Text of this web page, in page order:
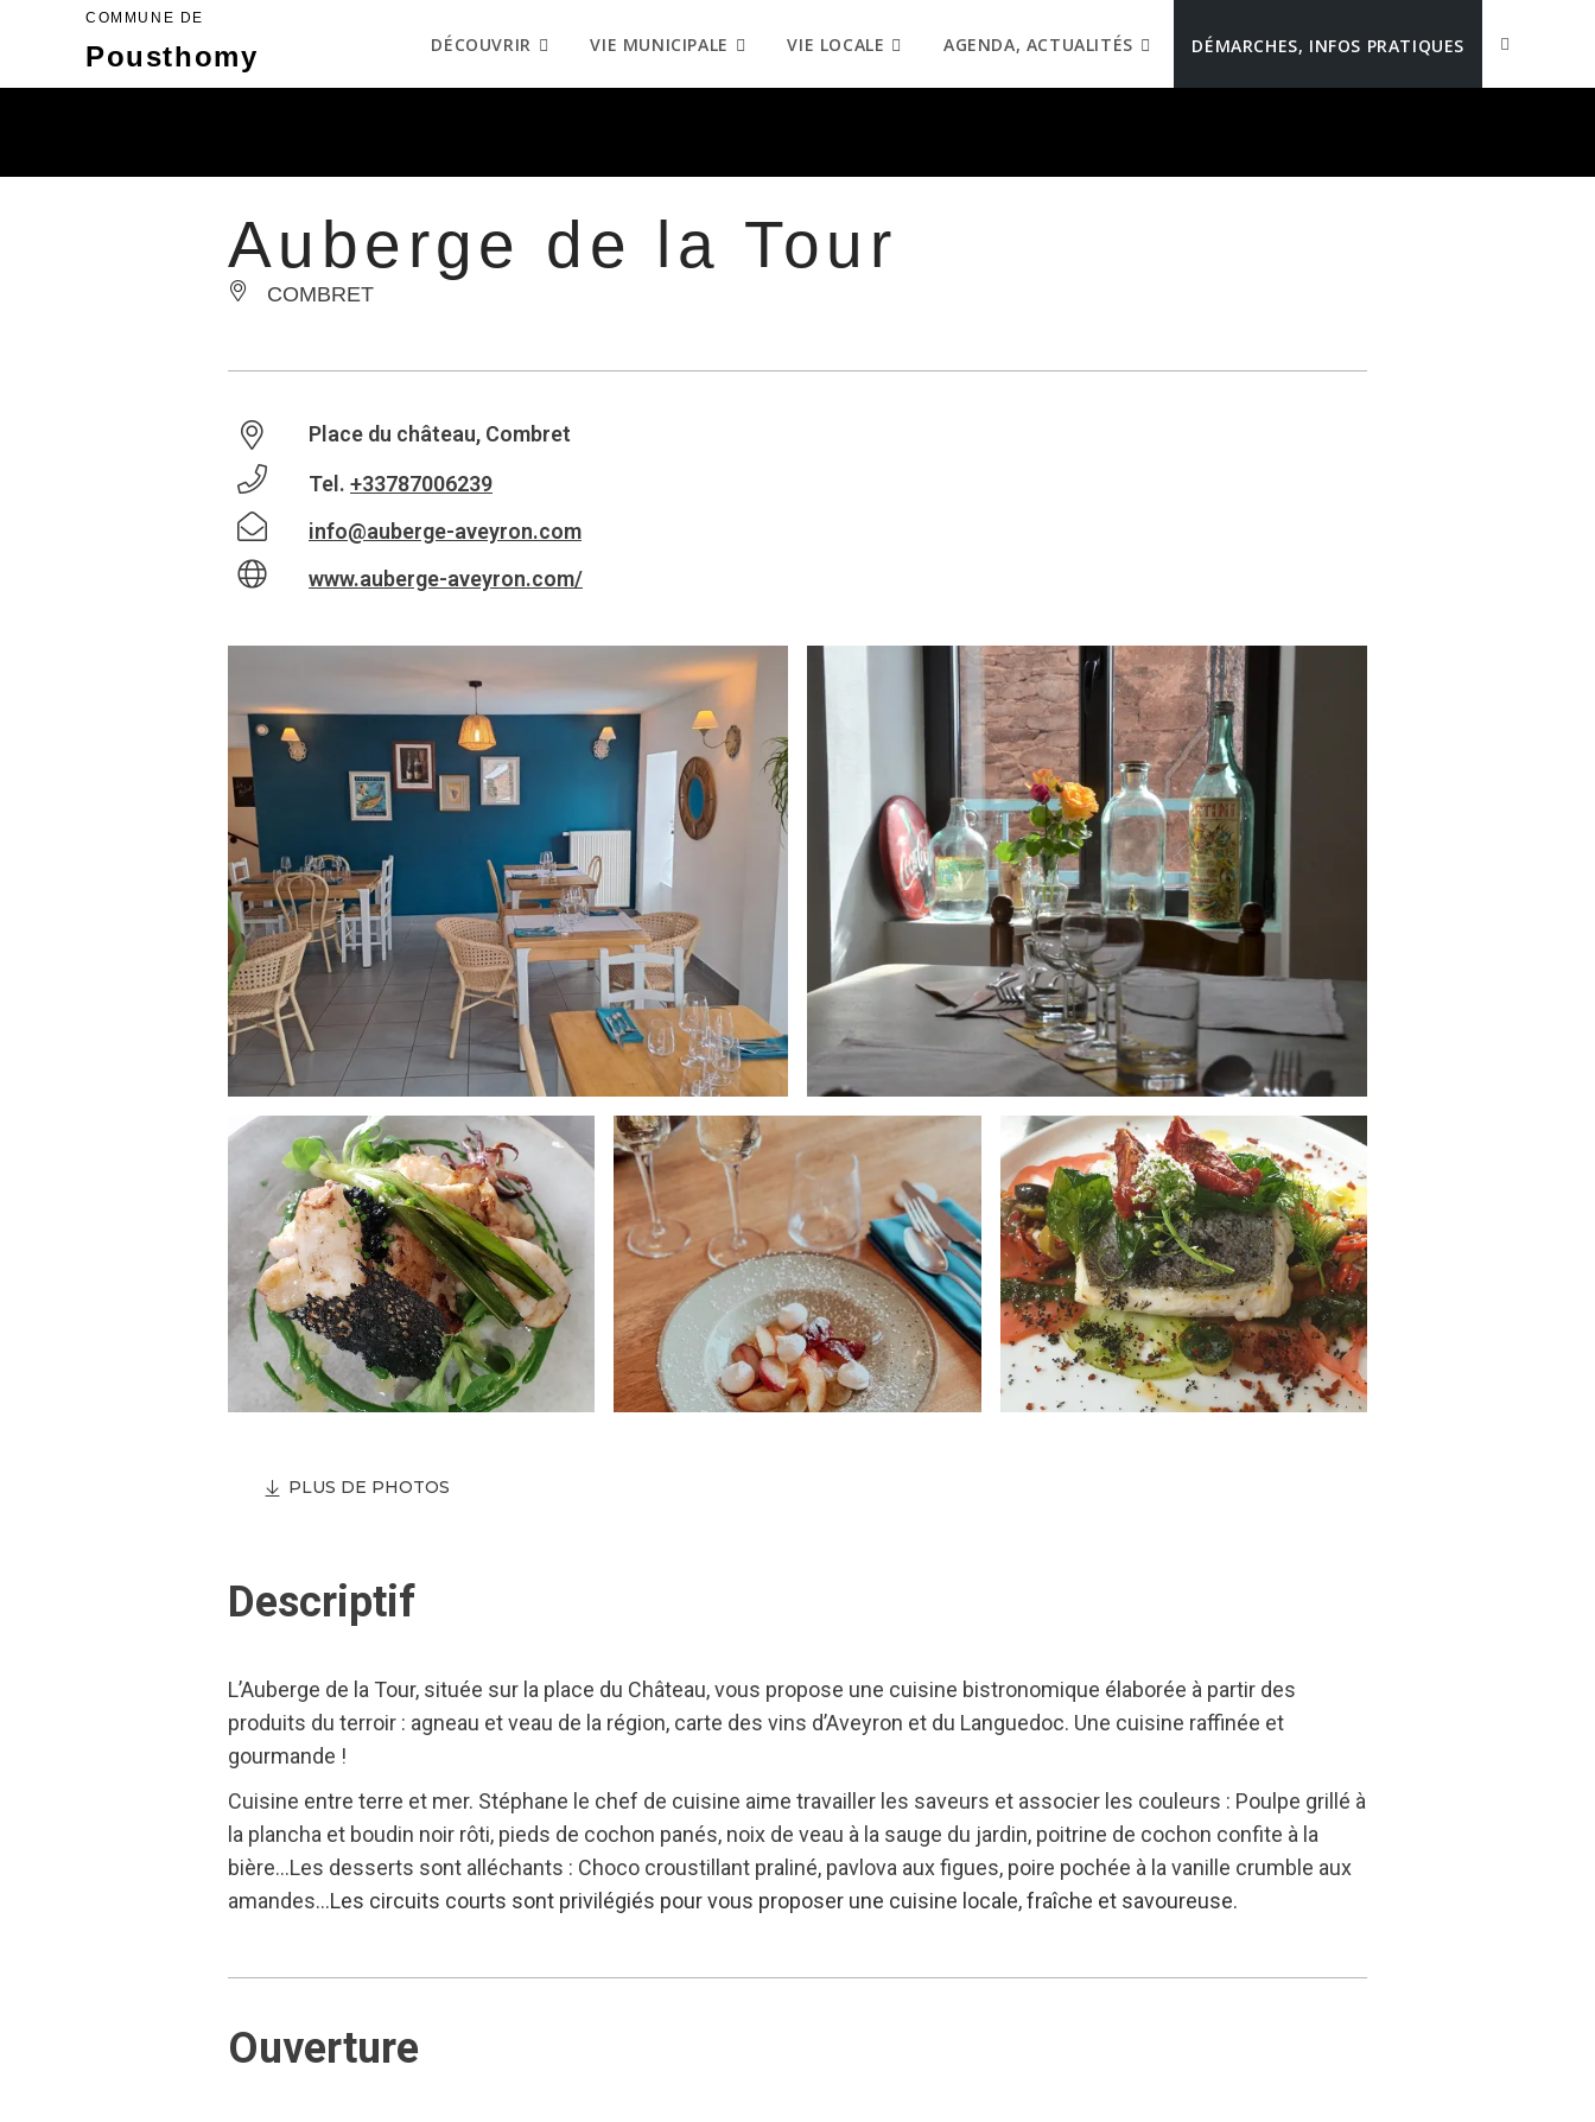
COMMUNE DE
Pousthomy DÉCOUVRIR VIE MUNICIPALE VIE LOCALE AGENDA, ACTUALITÉS DÉMARCHES, INFOS PRATIQUES
Auberge de la Tour
COMBRET
Place du château, Combret
Tel. +33787006239
info@auberge-aveyron.com
www.auberge-aveyron.com/
PLUS DE PHOTOS
Descriptif
L’Auberge de la Tour, située sur la place du Château, vous propose une cuisine bistronomique élaborée à partir des
produits du terroir : agneau et veau de la région, carte des vins d’Aveyron et du Languedoc. Une cuisine raffinée et
gourmande !
Cuisine entre terre et mer. Stéphane le chef de cuisine aime travailler les saveurs et associer les couleurs : Poulpe grillé à
la plancha et boudin noir rôti, pieds de cochon panés, noix de veau à la sauge du jardin, poitrine de cochon confite à la
bière…Les desserts sont alléchants : Choco croustillant praliné, pavlova aux figues, poire pochée à la vanille crumble aux
amandes…Les circuits courts sont privilégiés pour vous proposer une cuisine locale, fraîche et savoureuse.
Ouverture